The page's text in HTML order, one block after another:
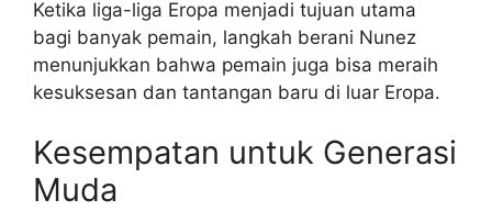
Ketika liga-liga Eropa menjadi tujuan utama
bagi banyak pemain, langkah berani Nunez
menunjukkan bahwa pemain juga bisa meraih
kesuksesan dan tantangan baru di luar Eropa.
Kesempatan untuk Generasi
Muda